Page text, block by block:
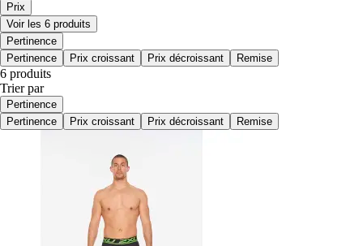
Prix
Voir les 6 produits
Pertinence
Pertinence
Prix croissant Prix décroissant Remise
6 produits
Trier par
Pertinence
Pertinence
Prix croissant Prix décroissant Remise